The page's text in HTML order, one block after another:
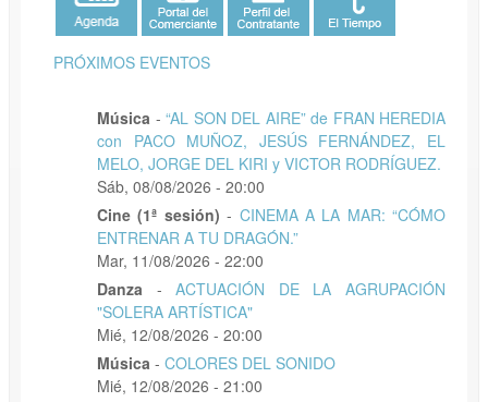
PRÓXIMOS EVENTOS
Música - “AL SON DEL AIRE” de FRAN HEREDIA
con PACO MUÑOZ, JESÚS FERNÁNDEZ, EL
MELO, JORGE DEL KIRI y VICTOR RODRÍGUEZ.
Sáb, 08/08/2026 - 20:00
Cine (1ª sesión) - CINEMA A LA MAR: “CÓMO
ENTRENAR A TU DRAGÓN.”
Mar, 11/08/2026 - 22:00
Danza
-ACTUACIÓN DE LA AGRUPACIÓN
"SOLERA ARTÍSTICA"
Mié, 12/08/2026 - 20:00
Música - COLORES DEL SONIDO
Mié, 12/08/2026 - 21:00